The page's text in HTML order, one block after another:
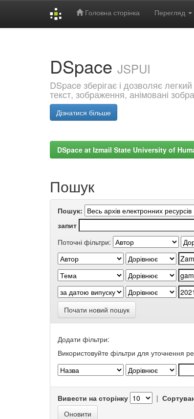
Головна сторінка Перегляд
DSpace JSPUI
DSpace зберігає і дозволяє
текст, зображення, анімовані
Дізнатися більше
DSpace at Izmail State University of
Пошук
Пошук:
запит
Поточні фільтри:
Почати новий пошук
Додати фільтри:
Використовуйте фільтри для уточнення
Вивести на сторінку |